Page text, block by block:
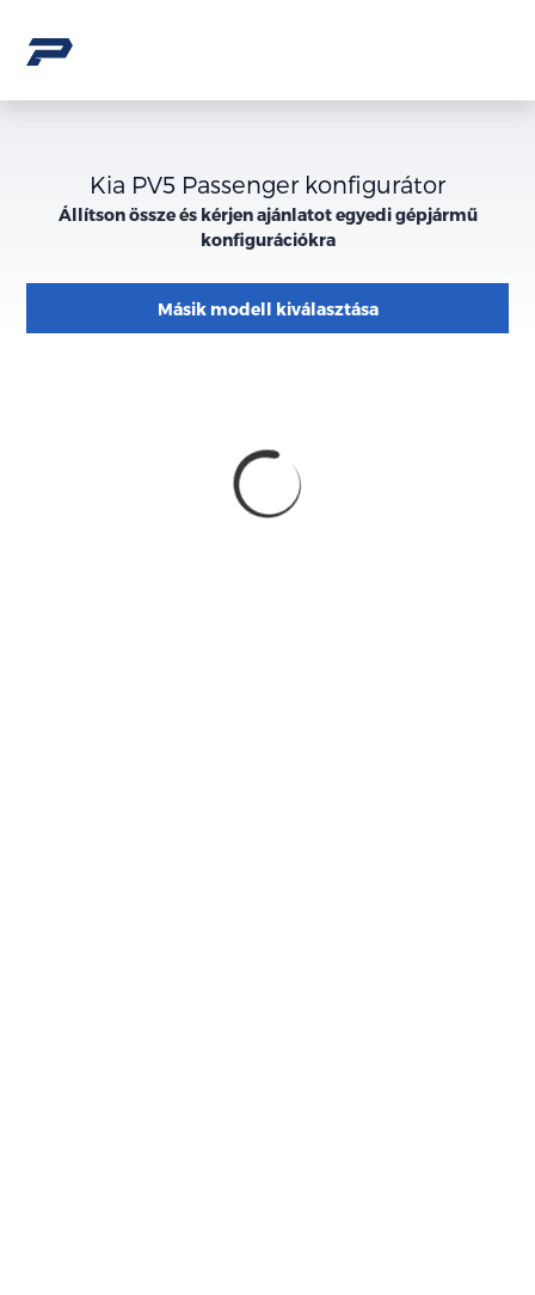
Kia PV5 Passenger konfigurátor
Állítson össze és kérjen ajánlatot egyedi gépjármű
konfigurációkra
Másik modell kiválasztása
megjelenése